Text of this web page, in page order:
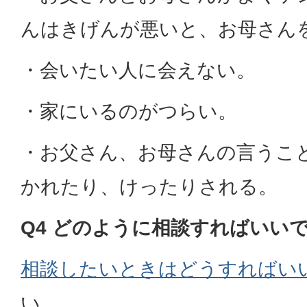
んはきげんが悪いと、お母さん
・会いたい人に会えない。
・家にいるのがつらい。
・お父さん、お母さんの言う
かれたり、けったりされる。
Q4 どのように相談すればいい
相談したいときはどうすればい